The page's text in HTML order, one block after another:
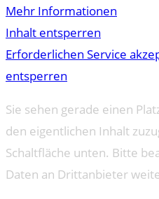
Mehr Informationen
Inhalt entsperren
Erforderlichen Service
entsperren
Sie sehen gerade einen
den eigentlichen Inhalt
Schaltfläche unten. Bitte
Daten an Drittanbieter